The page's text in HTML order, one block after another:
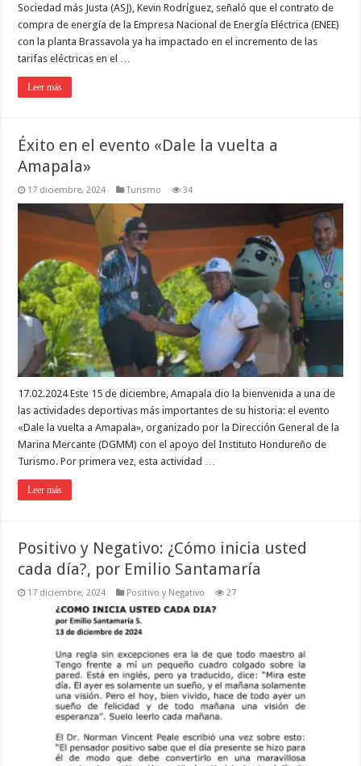
Sociedad más Justa (ASJ), Kevin Rodríguez, señaló que el contrato de
compra de energía de la Empresa Nacional de Energía Eléctrica (ENEE)
con la planta Brassavola ya ha impactado en el incremento de las
tarifas eléctricas en el …
Leer más
Éxito en el evento «Dale la vuelta a
Amapala»
17 diciembre, 2024 Turismo 34
17.02.2024 Este 15 de diciembre, Amapala dio la bienvenida a una de
las actividades deportivas más importantes de su historia: el evento
«Dale la vuelta a Amapala», organizado por la Dirección General de la
Marina Mercante (DGMM) con el apoyo del Instituto Hondureño de
Turismo. Por primera vez, esta actividad …
Leer más
Positivo y Negativo: ¿Cómo inicia usted
cada día?, por Emilio Santamaría
17 diciembre, 2024 Positivo y Negativo 27